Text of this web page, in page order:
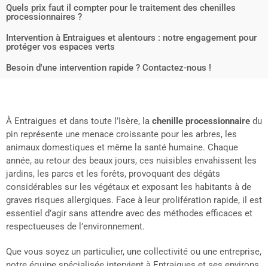
Quels prix faut il compter pour le traitement des chenilles
processionnaires ?
Intervention à Entraigues et alentours : notre engagement pour
protéger vos espaces verts
Besoin d'une intervention rapide ? Contactez-nous !
À Entraigues et dans toute l’Isère, la chenille processionnaire du
pin représente une menace croissante pour les arbres, les
animaux domestiques et même la santé humaine. Chaque
année, au retour des beaux jours, ces nuisibles envahissent les
jardins, les parcs et les forêts, provoquant des dégâts
considérables sur les végétaux et exposant les habitants à de
graves risques allergiques. Face à leur prolifération rapide, il est
essentiel d’agir sans attendre avec des méthodes efficaces et
respectueuses de l’environnement.
Que vous soyez un particulier, une collectivité ou une entreprise,